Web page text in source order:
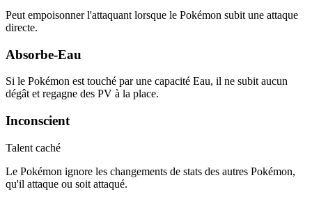
Peut empoisonner l'attaquant lorsque le Pokémon subit une attaque
directe.
Absorbe-Eau
Si le Pokémon est touché par une capacité Eau, il ne subit aucun
dégât et regagne des PV à la place.
Inconscient
Talent caché
Le Pokémon ignore les changements de stats des autres Pokémon,
qu'il attaque ou soit attaqué.